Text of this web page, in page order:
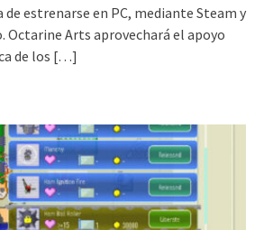
de estrenarse en PC, mediante Steam y
Octarine Arts aprovechará el apoyo
de los […]